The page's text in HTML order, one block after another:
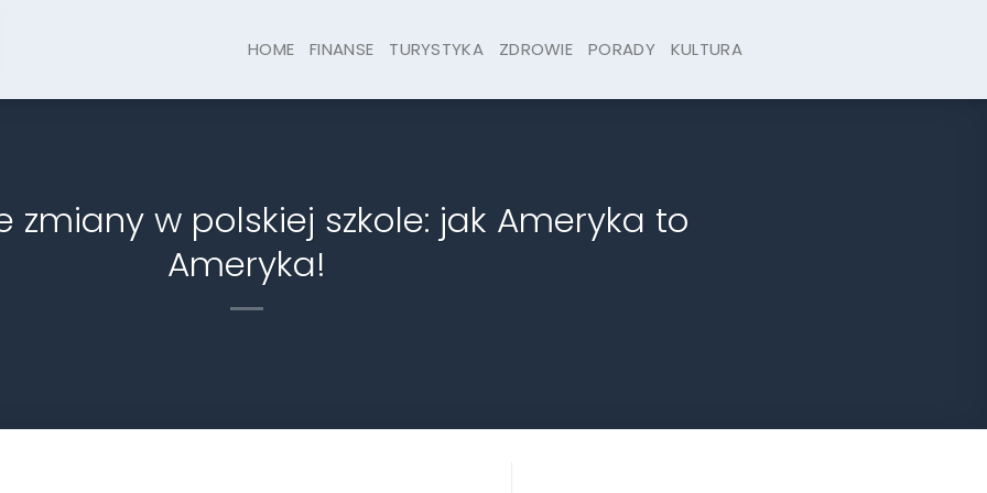
HOME FINANSE TURYSTYKA ZDROWIE PORADY KULTURA
zmiany w polskiej szkole: jak Ameryka to
Ameryka!